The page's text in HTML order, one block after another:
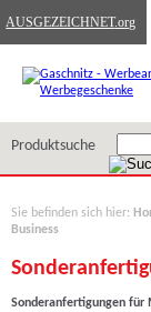
AUSGEZEICHNET.org
Produktsuche
Sie befinden sich hier:
Business
Sonderanfertigungen für